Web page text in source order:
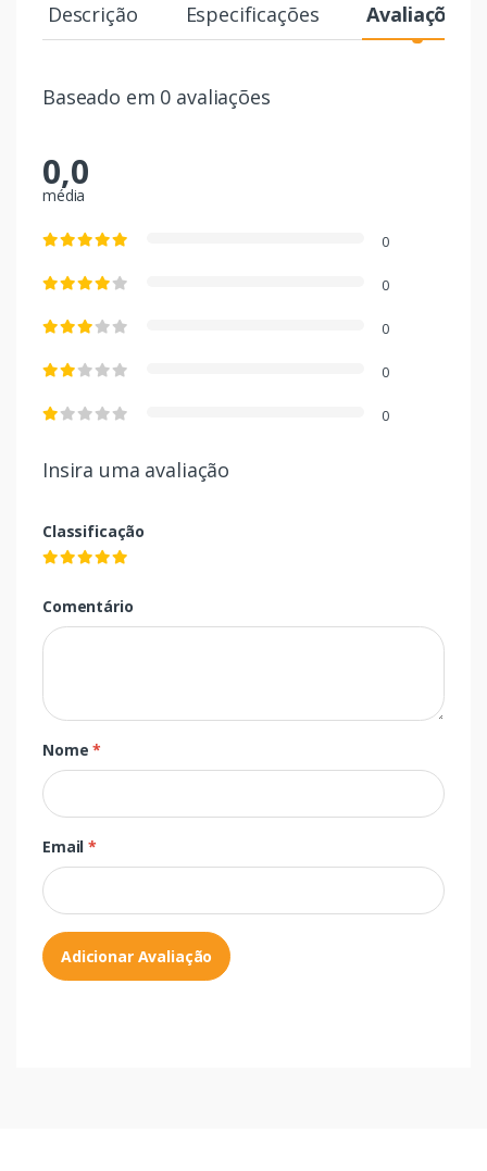
Descrição Especificações Avaliações
Baseado em 0 avaliações
0,0
média
0
0
0
0
0
Insira uma avaliação
Classificação
Comentário
Nome*
Email*
Adicionar Avaliação